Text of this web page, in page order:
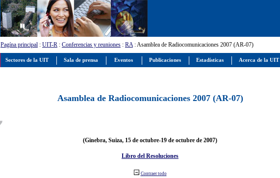
Pagína principal : UIT-R : Conferencias y reuniones : RA: Asamblea de Radiocomunicaciones 2007 (AR-07)
Asamblea de Radiocomunicaciones 2007 (AR-07)
(Ginebra, Suiza, 15 de octubre-19 de octubre de 2007)
Libro del Resoluciones
Contraer todo
Sectores de la UIT Sala de prensa Eventos Publicaciones Estadísticas Acerca de la UIT